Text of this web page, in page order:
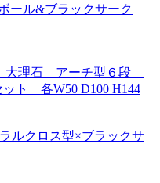
ール&ブラックサーク
大理石 アーチ型６段
ト 各W50 D100 H144
ルクロス型×ブラックサ